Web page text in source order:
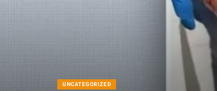
UNCATEGORIZED